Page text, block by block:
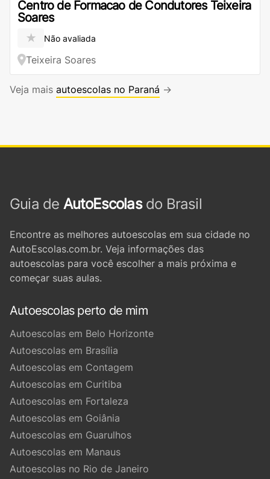
Centro de Formacao de Condutores Teixeira
Soares
★ Não avaliada
Teixeira Soares
Veja mais autoescolas no Paraná →
Guia de AutoEscolasdo Brasil
Encontre as melhores autoescolas em sua cidade no
AutoEscolas.com.br. Veja informações das
autoescolas para você escolher a mais próxima e
começar suas aulas.
Autoescolas perto de mim
Autoescolas em Belo Horizonte
Autoescolas em Brasília
Autoescolas em Contagem
Autoescolas em Curitiba
Autoescolas em Fortaleza
Autoescolas em Goiânia
Autoescolas em Guarulhos
Autoescolas em Manaus
Autoescolas no Rio de Janeiro